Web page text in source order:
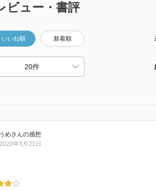
ビュー・書評
いいね順 新着順
うめさんの感想
年3月21日